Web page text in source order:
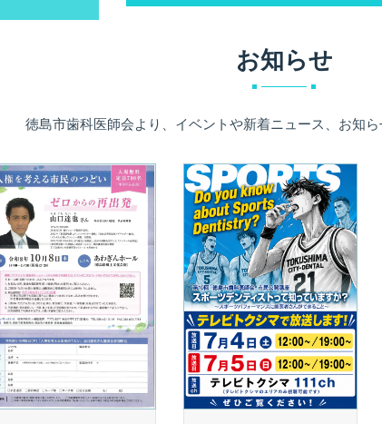
お知らせ
徳島市歯科医師会より、イベントや新着ニュース、お知ら